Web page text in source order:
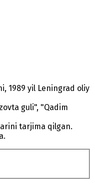
1989 yil Leningrad oliy
guli", "Qadim
tarjima qilgan.